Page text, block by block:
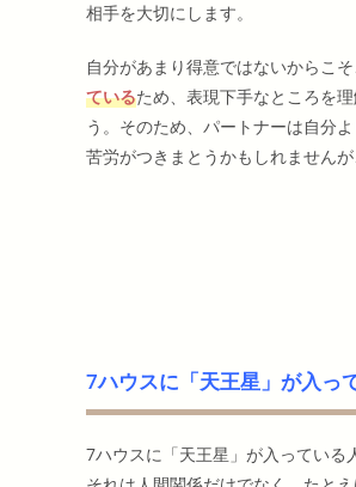
相手を大切にします。
自分があまり得意ではないからこ
ているため、表現下手なところを
う。そのため、パートナーは自分
苦労がつきまとうかもしれません
7ハウスに「天王星」が入っ
7ハウスに「天王星」が入っている